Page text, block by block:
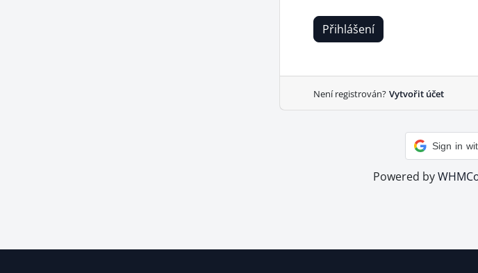
Přihlášení
Není registrován? Vytvořit účet
Sign in
Powered by